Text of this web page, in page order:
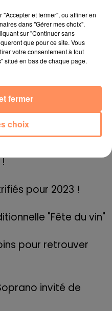
alimentaire)
pour mettre en
pour 2023 !
"Fête du vin"
pour retrouver
invité de
et fermer", ou affiner en
dans "Gérer mes choix".
sur "Continuer sans
que pour ce site. Vous
votre consentement à tout
situé en bas de chaque page.
choix
fermer